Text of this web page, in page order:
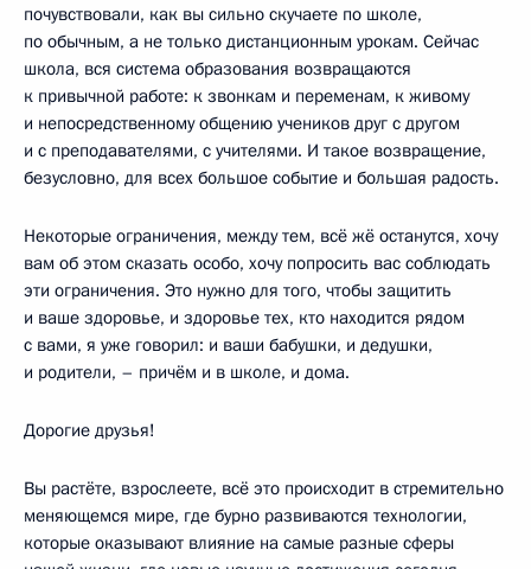
почувствовали, как вы сильно скучаете по школе,
по обычным, а не только дистанционным урокам. Сейчас
школа, вся система образования возвращаются
к привычной работе: к звонкам и переменам, к живому
и непосредственному общению учеников друг с другом
и с преподавателями, с учителями. И такое возвращение,
безусловно, для всех большое событие и большая радость.
Некоторые ограничения, между тем, всё жё останутся, хочу
вам об этом сказать особо, хочу попросить вас соблюдать
эти ограничения. Это нужно для того, чтобы защитить
и ваше здоровье, и здоровье тех, кто находится рядом
с вами, я уже говорил: и ваши бабушки, и дедушки,
и родители, – причём и в школе, и дома.
Дорогие друзья!
Вы растёте, взрослеете, всё это происходит в стремительно
меняющемся мире, где бурно развиваются технологии,
которые оказывают влияние на самые разные сферы